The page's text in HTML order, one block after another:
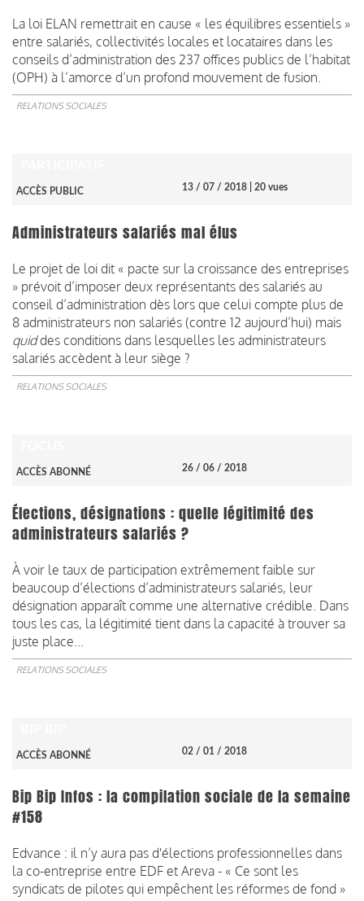
La loi ELAN remettrait en cause « les équilibres essentiels »
entre salariés, collectivités locales et locataires dans les
conseils d’administration des 237 offices publics de l’habitat
(OPH) à l’amorce d’un profond mouvement de fusion.
RELATIONS SOCIALES
ACCÈS PUBLIC 13 / 07 / 2018 | 20 vues
Administrateurs salariés mal élus
Le projet de loi dit « pacte sur la croissance des entreprises
» prévoit d’imposer deux représentants des salariés au
conseil d’administration dès lors que celui compte plus de
8 administrateurs non salariés (contre 12 aujourd’hui) mais
quiddes conditions dans lesquelles les administrateurs
salariés accèdent à leur siège ?
RELATIONS SOCIALES
ACCÈS ABONNÉ 26 / 06 / 2018
Élections, désignations : quelle légitimité des
administrateurs salariés ?
À voir le taux de participation extrêmement faible sur
beaucoup d’élections d’administrateurs salariés, leur
désignation apparaît comme une alternative crédible. Dans
tous les cas, la légitimité tient dans la capacité à trouver sa
juste place...
RELATIONS SOCIALES
ACCÈS ABONNÉ 02 / 01 / 2018
Bip Bip Infos : la compilation sociale de la semaine
#158
Edvance : il n’y aura pas d'élections professionnelles dans
la co-entreprise entre EDF et Areva - « Ce sont les
syndicats de pilotes qui empêchent les réformes de fond »